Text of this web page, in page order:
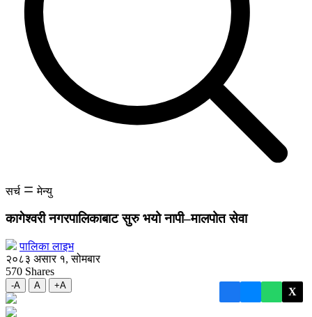
सर्च मेन्यु
कागेश्वरी नगरपालिकाबाट सुरुभयो नापी–मालपोत सेवा
पालिका लाइभ
२०८३ असार १, सोमबार
570 Shares
X
-A A +A